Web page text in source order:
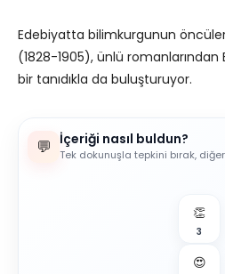
Edebiyatta bilimkurgunun
(1828-1905), ünlü romanlarından
bir tanıdıkla da buluşturuyor.
💬 İçeriği nasıl buldun?
Tek dokunuşla tepkini bırak,
👏
3
😍